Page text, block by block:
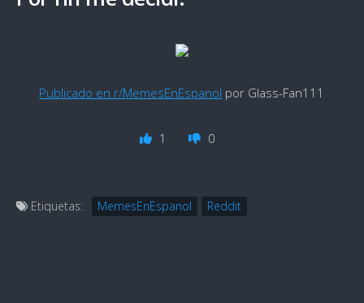
Publicado en r/MemesEnEspanol por Glass-Fan111
1 0
Etiquetas: MemesEnEspanol Reddit